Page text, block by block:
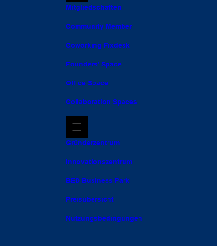
Mitgliedschaften
Community Member
Coworking Fixdesk
Founders’ Space
Office Space
Collaboration Spaces
Gründerzentrum
Innovationszentrum
BED Business Park
Preisübersicht
Nutzungsbedingungen